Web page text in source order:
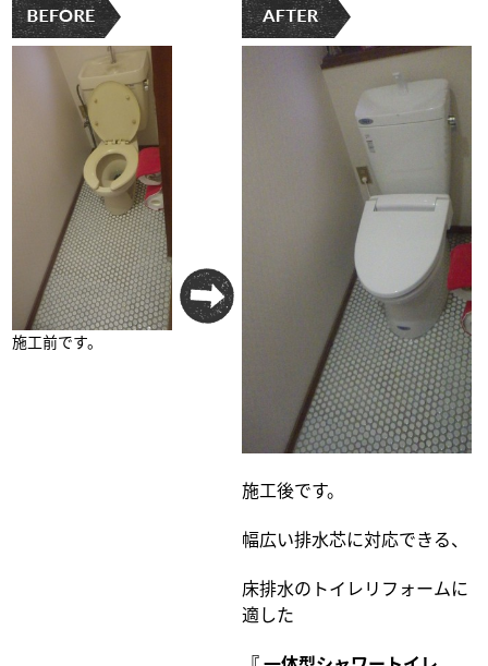
施工前です。
施工後です。
幅広い排水芯に対応できる、
床排水のトイレリフォームに
適した